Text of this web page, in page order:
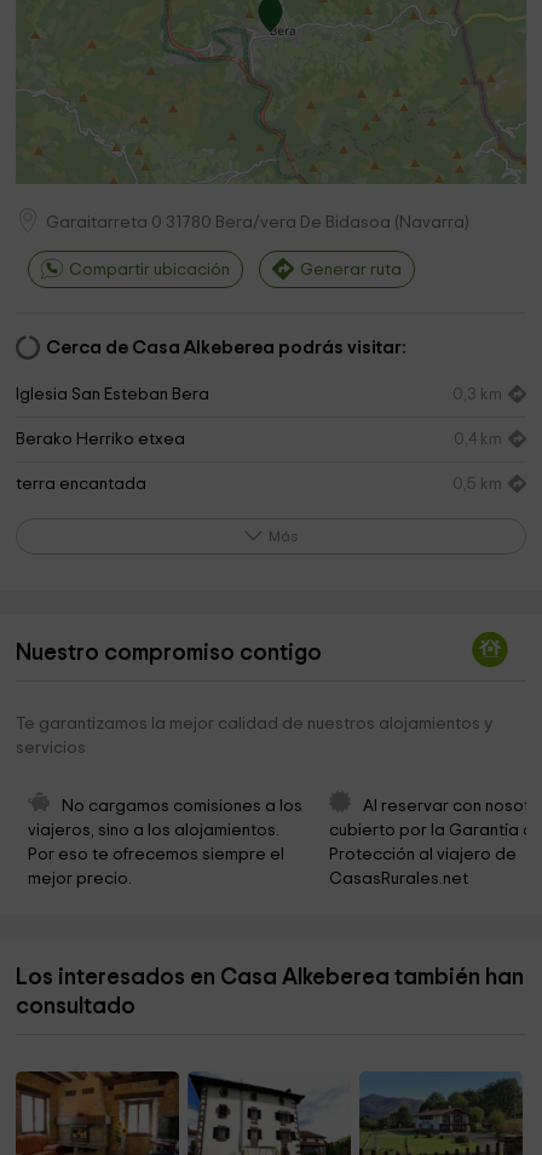
Garaitarreta 0 31780 Bera/vera De Bidasoa ( Navarra)
Compartir ubicación Generar ruta
Cerca de Casa Alkeberea podrás visitar:
Iglesia San Esteban Bera 0,3 km
Berako Herriko etxea 0,4 km
terra encantada 0,5 km
Zigorriaga. 3,4 km
Cimetière
Monolito homenaje Cuerpo de Carabineros de
España (Guardia Civil)
4,1 km
BUATXABAL! Basque clothing co.
Más
Nuestro compromiso contigo
Te garantizamos la mejor calidad de nuestros alojamientos y
servicios
No cargamos comisiones a los
viajeros, sino a los alojamientos.
Por eso te ofrecemos siempre el
mejor precio.
Al reservar con
cubierto por la Garantía
Protección al viajero de
CasasRurales.net
Los interesados en Casa Alkeberea también han
consultado